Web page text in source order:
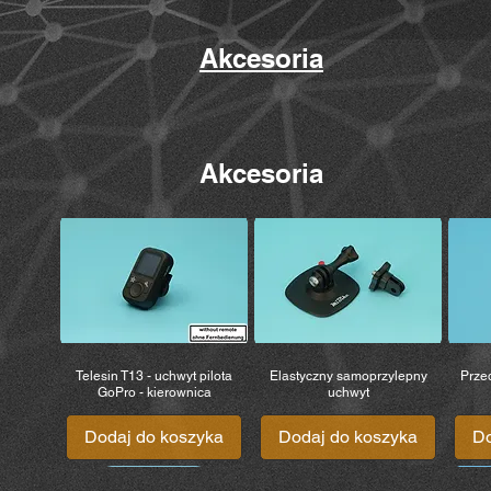
Akcesoria
Telesin T13 - uchwyt pilota
GoPro - kierownica
Dodaj do koszyka
Elastyczny samoprzylepny
uchwyt
Dodaj do koszyka
Akcesoria